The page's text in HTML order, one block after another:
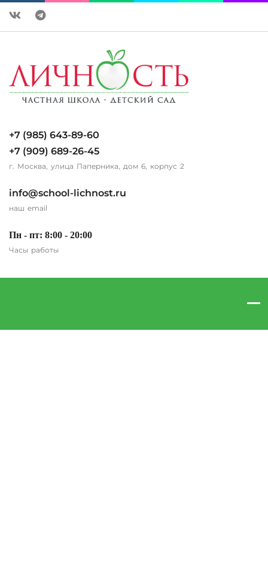
+7 (985) 643-89-60
+7 (909) 689-26-45
г. Москва, улица Паперника, дом 6, корпус 2
info@school-lichnost.ru
наш email
Пн - пт: 8:00 - 20:00
Часы работы